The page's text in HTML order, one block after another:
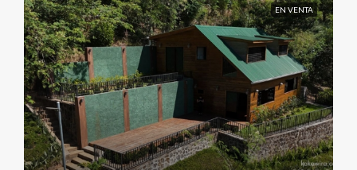
EN VENTA